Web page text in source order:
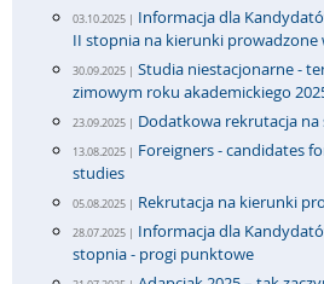
03.10.2025 | Informacja dla
II stopnia na kierunki prowadzone
30.09.2025 | Studia niestacjonarne -
zimowym roku akademickiego
23.09.2025 | Dodatkowa rekrutacja
13.08.2025 | Foreigners - candidates
studies
05.08.2025 | Rekrutacja na kierunki
28.07.2025 | Informacja dla
stopnia - progi punktowe